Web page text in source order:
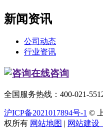
新闻资讯
公司动态
行业资讯
在线咨询
全国服务热线：400-021-
沪ICP备2021017894号-1 ©
权所有 网站地图 | 网站建设